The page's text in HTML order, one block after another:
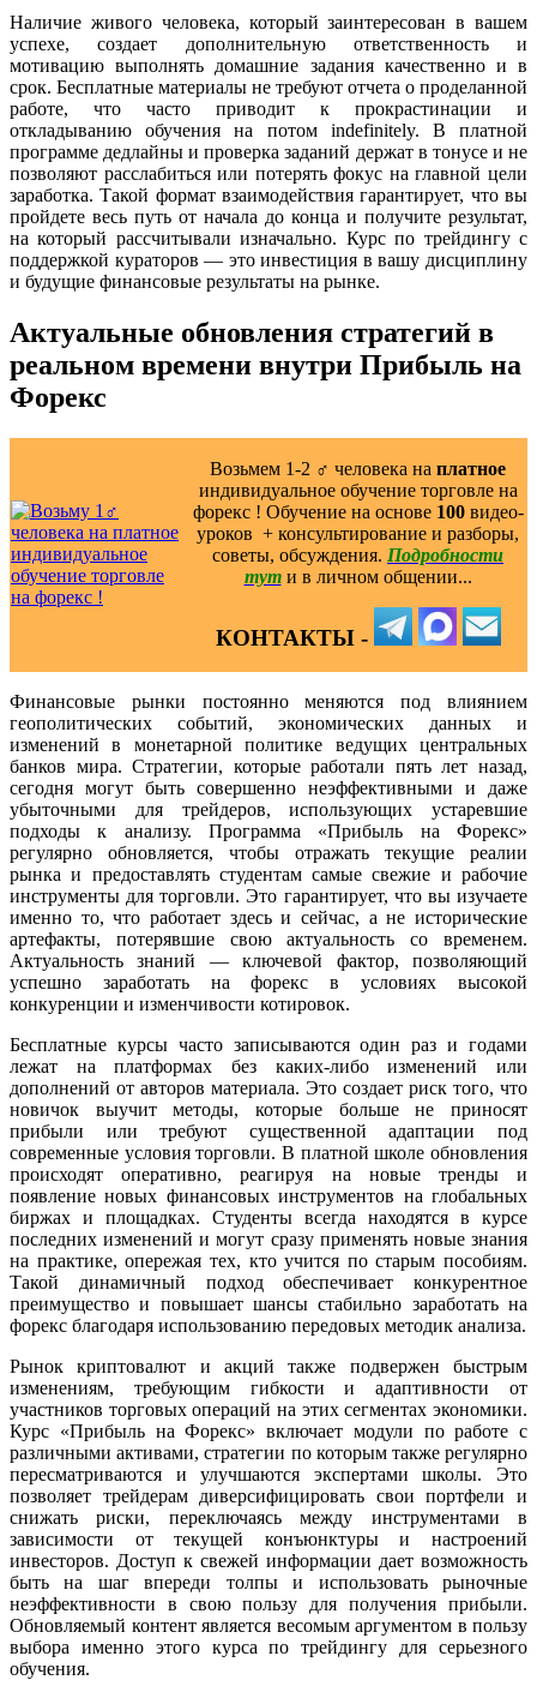
Наличие живого человека, который заинтересован в вашем
успехе, создает дополнительную ответственность и
мотивацию выполнять домашние задания качественно и в
срок. Бесплатные материалы не требуют отчета о проделанной
работе, что часто приводит к прокрастинации и
откладыванию обучения на потом indefinitely. В платной
программе дедлайны и проверка заданий держат в тонусе и не
позволяют расслабиться или потерять фокус на главной цели
заработка. Такой формат взаимодействия гарантирует, что вы
пройдете весь путь от начала до конца и получите результат,
на который рассчитывали изначально. Курс по трейдингу с
поддержкой кураторов — это инвестиция в вашу дисциплину
и будущие финансовые результаты на рынке.
Актуальные обновления стратегий в
реальном времени внутри Прибыль на
Форекс
Возьмем 1-2 ‍♂️ человека на платное
индивидуальное обучение торговле на
форекс ! Обучение на основе 100видео-
уроков ️ + консультирование и разборы,
советы, обсуждения. Подробности
тут и в личном общении...
КОНТАКТЫ -
Финансовые рынки постоянно меняются под влиянием
геополитических событий, экономических данных и
изменений в монетарной политике ведущих центральных
банков мира. Стратегии, которые работали пять лет назад,
сегодня могут быть совершенно неэффективными и даже
убыточными для трейдеров, использующих устаревшие
подходы к анализу. Программа «Прибыль на Форекс»
регулярно обновляется, чтобы отражать текущие реалии
рынка и предоставлять студентам самые свежие и рабочие
инструменты для торговли. Это гарантирует, что вы изучаете
именно то, что работает здесь и сейчас, а не исторические
артефакты, потерявшие свою актуальность со временем.
Актуальность знаний — ключевой фактор, позволяющий
успешно заработать на форекс в условиях высокой
конкуренции и изменчивости котировок.
Бесплатные курсы часто записываются один раз и годами
лежат на платформах без каких-либо изменений или
дополнений от авторов материала. Это создает риск того, что
новичок выучит методы, которые больше не приносят
прибыли или требуют существенной адаптации под
современные условия торговли. В платной школе обновления
происходят оперативно, реагируя на новые тренды и
появление новых финансовых инструментов на глобальных
биржах и площадках. Студенты всегда находятся в курсе
последних изменений и могут сразу применять новые знания
на практике, опережая тех, кто учится по старым пособиям.
Такой динамичный подход обеспечивает конкурентное
преимущество и повышает шансы стабильно заработать на
форекс благодаря использованию передовых методик анализа.
Рынок криптовалют и акций также подвержен быстрым
изменениям, требующим гибкости и адаптивности от
участников торговых операций на этих сегментах экономики.
Курс «Прибыль на Форекс» включает модули по работе с
различными активами, стратегии по которым также регулярно
пересматриваются и улучшаются экспертами школы. Это
позволяет трейдерам диверсифицировать свои портфели и
снижать риски, переключаясь между инструментами в
зависимости от текущей конъюнктуры и настроений
инвесторов. Доступ к свежей информации дает возможность
быть на шаг впереди толпы и использовать рыночные
неэффективности в свою пользу для получения прибыли.
Обновляемый контент является весомым аргументом в пользу
выбора именно этого курса по трейдингу для серьезного
обучения.